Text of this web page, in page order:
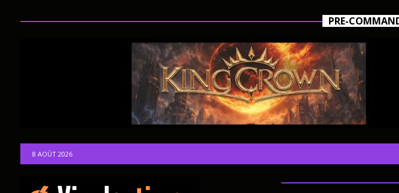
PRE-
8 AOÛT 2026